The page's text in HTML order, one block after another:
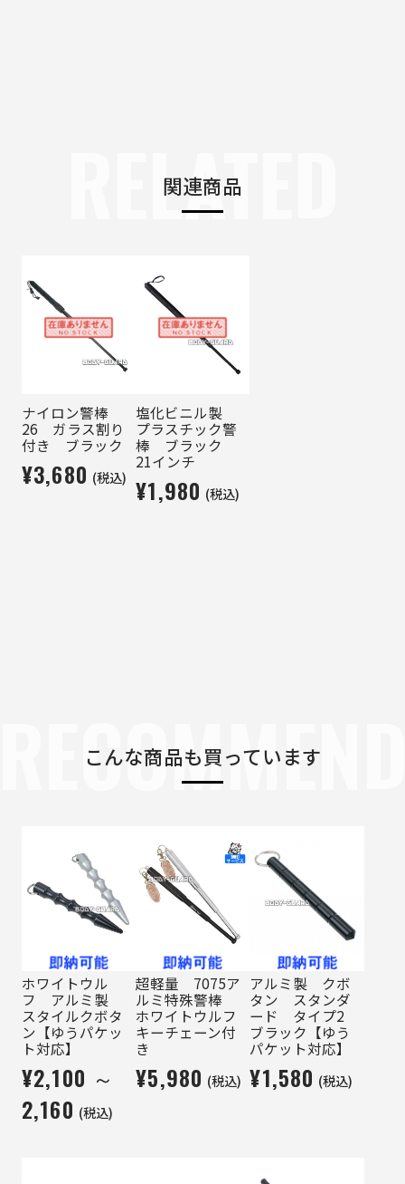
関連商品
RELATED
ナイロン警棒
26 ガラス割り
付き ブラック
¥3,680 (税込)
塩化ビニル製
プラスチック警
棒 ブラック
21インチ
¥1,980 (税込)
こんな商品も買っています
ホワイトウル
フ アルミ製
スタイルクボタ
ン【ゆうパケッ
ト対応】
¥2,100 ～
2,160 (税込)
超軽量 7075ア
ルミ特殊警棒
ホワイトウルフ
キーチェーン付
き
¥5,980 (税込)
アルミ製 クボ
タン スタンダ
ード タイプ2
ブラック【ゆう
パケット対応】
¥1,580 (税込)